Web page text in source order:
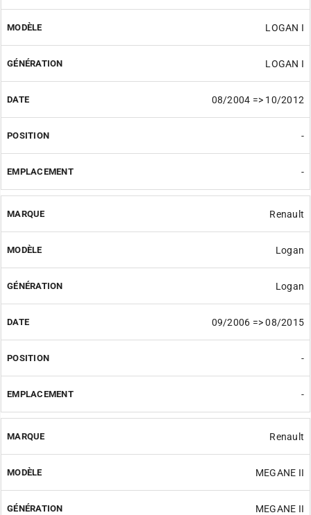
LOGAN I
LOGAN I
08/2004 => 10/2012
-
-
Renault
Logan
Logan
09/2006 => 08/2015
-
-
Renault
MEGANE II
MEGANE II